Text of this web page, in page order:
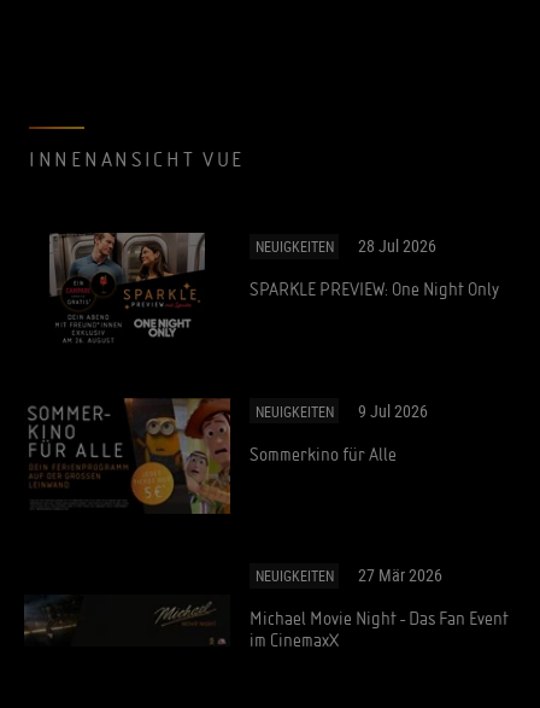
INNENANSICHT VUE
NEUIGKEITEN 28 Jul 2026
SPARKLE PREVIEW: One Night Only
NEUIGKEITEN 9 Jul 2026
Sommerkino für Alle
NEUIGKEITEN 27 Mär 2026
Michael Movie Night - Das Fan Event
im CinemaxX